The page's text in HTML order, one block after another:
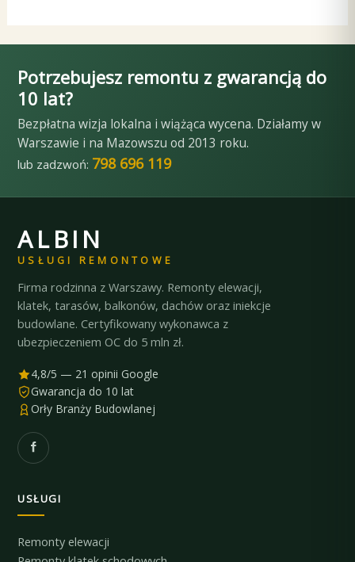
Potrzebujesz remontu z gwarancją do
10 lat?
Bezpłatna wizja lokalna i wiążąca wycena. Działamy w
Warszawie i na Mazowszu od 2013 roku.
lub zadzwoń: 798 696 119
ALBIN
USŁUGI REMONTOWE
Firma rodzinna z Warszawy. Remonty elewacji,
klatek, tarasów, balkonów, dachów oraz iniekcje
budowlane. Certyfikowany wykonawca z
ubezpieczeniem OC do 5 mln zł.
4,8/5 — 21 opinii Google
Gwarancja do 10 lat
Orły Branży Budowlanej
USŁUGI
Remonty elewacji